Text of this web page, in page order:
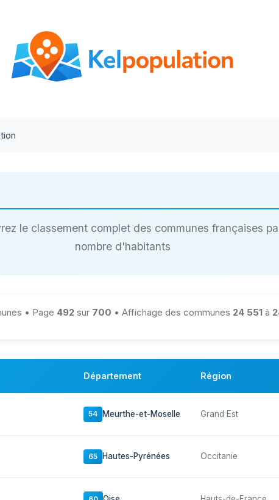
le classement complet des communes françaises
nombre d'habitants
• Page 492sur 700 • Affichage des communes 24 551à
Département Région
54 Meurthe-et-Moselle Grand Est
65 Hautes-Pyrénées Occitanie